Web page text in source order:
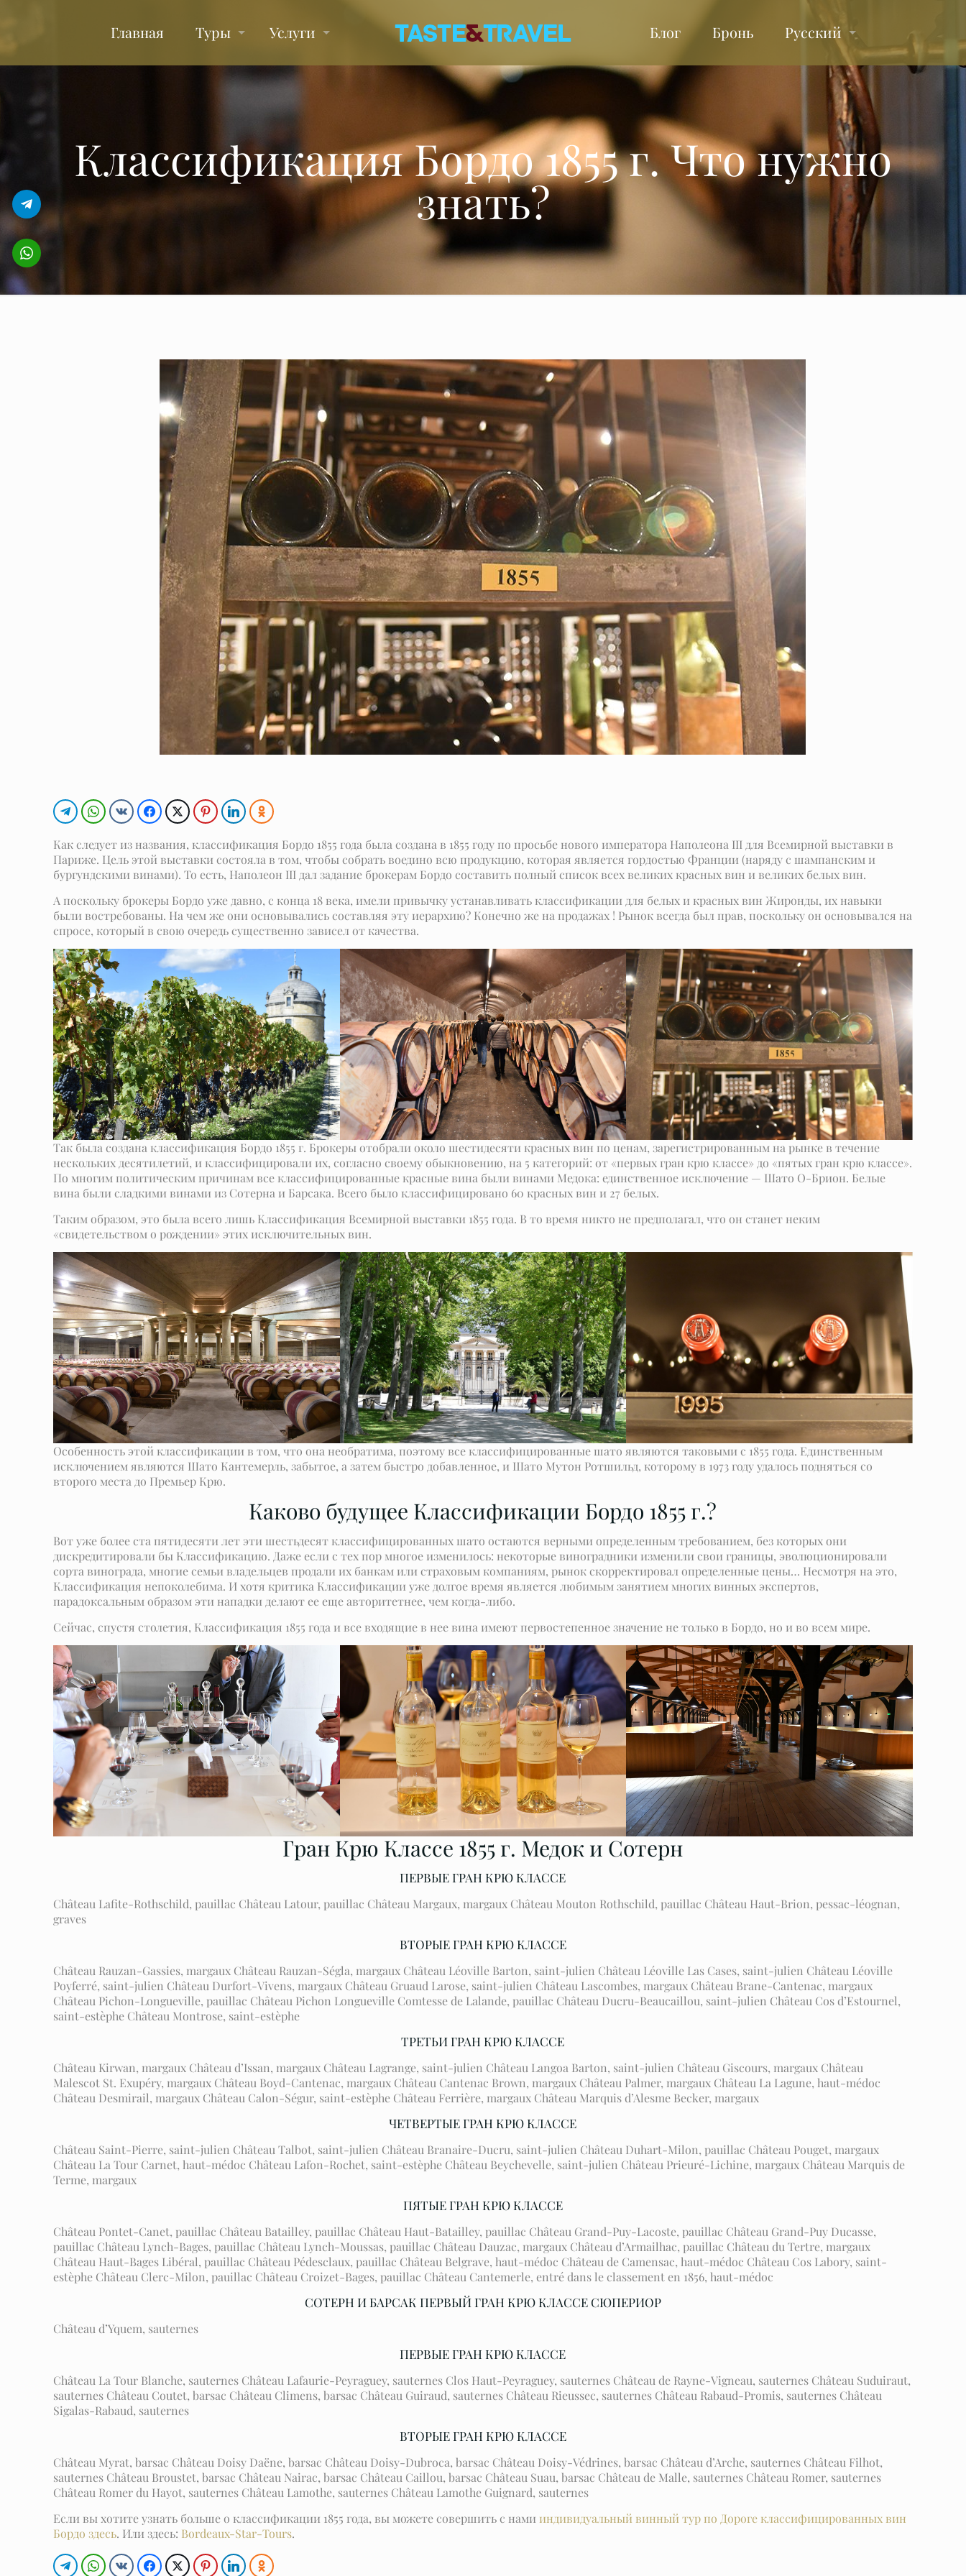
Главная Туры Услуги Блог Бронь Русский
Классификация Бордо 1855 г. Что нужно
знать?
Как следует из названия, классификация Бордо 1855 года была создана в 1855 году по просьбе нового императора Наполеона III для Всемирной выставки в
Париже. Цель этой выставки состояла в том, чтобы собрать воедино всю продукцию, которая является гордостью Франции (наряду с шампанским и
бургундскими винами). То есть, Наполеон III дал задание брокерам Бордо составить полный список всех великих красных вин и великих белых вин.
А поскольку брокеры Бордо уже давно, с конца 18 века, имели привычку устанавливать классификации для белых и красных вин Жиронды, их навыки
были востребованы. На чем же они основывались составляя эту иерархию? Конечно же на продажах ! Рынок всегда был прав, поскольку он основывался на
спросе, который в свою очередь существенно зависел от качества.
Так была создана классификация Бордо 1855 г. Брокеры отобрали около шестидесяти красных вин по ценам, зарегистрированным на рынке в течение
нескольких десятилетий, и классифицировали их, согласно своему обыкновению, на 5 категорий: от «первых гран крю классе» до «пятых гран крю классе».
По многим политическим причинам все классифицированные красные вина были винами Медока: единственное исключение — Шато О-Брион. Белые
вина были сладкими винами из Сотерна и Барсака. Всего было классифицировано 60 красных вин и 27 белых.
Таким образом, это была всего лишь Классификация Всемирной выставки 1855 года. В то время никто не предполагал, что он станет неким
«свидетельством о рождении» этих исключительных вин.
Особенность этой классификации в том, что она необратима, поэтому все классифицированные шато являются таковыми с 1855 года. Единственным
исключением являются Шато Кантемерль, забытое, а затем быстро добавленное, и Шато Мутон Ротшильд, которому в 1973 году удалось подняться со
второго места до Премьер Крю.
Каково будущее Классификации Бордо 1855 г.?
Вот уже более ста пятидесяти лет эти шестьдесят классифицированных шато остаются верными определенным требованием, без которых они
дискредитировали бы Классификацию. Даже если с тех пор многое изменилось: некоторые виноградники изменили свои границы, эволюционировали
сорта винограда, многие семьи владельцев продали их банкам или страховым компаниям, рынок скорректировал определенные цены… Несмотря на это,
Классификация непоколебима. И хотя критика Классификации уже долгое время является любимым занятием многих винных экспертов,
парадоксальным образом эти нападки делают ее еще авторитетнее, чем когда-либо.
Сейчас, спустя столетия, Классификация 1855 года и все входящие в нее вина имеют первостепенное значение не только в Бордо, но и во всем мире.
Гран Крю Классе 1855 г. Медок и Сотерн
ПЕРВЫЕ ГРАН КРЮ КЛАССЕ
Château Lafite-Rothschild, pauillac Château Latour, pauillac Château Margaux, margaux Château Mouton Rothschild, pauillac Château Haut-Brion, pessac-léognan,
graves
ВТОРЫЕ ГРАН КРЮ КЛАССЕ
Château Rauzan-Gassies, margaux Château Rauzan-Ségla, margaux Château Léoville Barton, saint-julien Château Léoville Las Cases, saint-julien Château Léoville
Poyferré, saint-julien Château Durfort-Vivens, margaux Château Gruaud Larose, saint-julien Château Lascombes, margaux Château Brane-Cantenac, margaux
Château Pichon-Longueville, pauillac Château Pichon Longueville Comtesse de Lalande, pauillac Château Ducru-Beaucaillou, saint-julien Château Cos d’Estournel,
saint-estèphe Château Montrose, saint-estèphe
ТРЕТЬИ ГРАН КРЮ КЛАССЕ
Château Kirwan, margaux Château d’Issan, margaux Château Lagrange, saint-julien Château Langoa Barton, saint-julien Château Giscours, margaux Château
Malescot St. Exupéry, margaux Château Boyd-Cantenac, margaux Château Cantenac Brown, margaux Château Palmer, margaux Château La Lagune, haut-médoc
Château Desmirail, margaux Château Calon-Ségur, saint-estèphe Château Ferrière, margaux Château Marquis d’Alesme Becker, margaux
ЧЕТВЕРТЫЕ ГРАН КРЮ КЛАССЕ
Château Saint-Pierre, saint-julien Château Talbot, saint-julien Château Branaire-Ducru, saint-julien Château Duhart-Milon, pauillac Château Pouget, margaux
Château La Tour Carnet, haut-médoc Château Lafon-Rochet, saint-estèphe Château Beychevelle, saint-julien Château Prieuré-Lichine, margaux Château Marquis de
Terme, margaux
ПЯТЫЕ ГРАН КРЮ КЛАССЕ
Château Pontet-Canet, pauillac Château Batailley, pauillac Château Haut-Batailley, pauillac Château Grand-Puy-Lacoste, pauillac Château Grand-Puy Ducasse,
pauillac Château Lynch-Bages, pauillac Château Lynch-Moussas, pauillac Château Dauzac, margaux Château d’Armailhac, pauillac Château du Tertre, margaux
Château Haut-Bages Libéral, pauillac Château Pédesclaux, pauillac Château Belgrave, haut-médoc Château de Camensac, haut-médoc Château Cos Labory, saint-
estèphe Château Clerc-Milon, pauillac Château Croizet-Bages, pauillac Château Cantemerle, entré dans le classement en 1856, haut-médoc
СОТЕРН И БАРСАК ПЕРВЫЙ ГРАН КРЮ КЛАССЕ СЮПЕРИОР
Château d’Yquem, sauternes
ПЕРВЫЕ ГРАН КРЮ КЛАССЕ
Château La Tour Blanche, sauternes Château Lafaurie-Peyraguey, sauternes Clos Haut-Peyraguey, sauternes Château de Rayne-Vigneau, sauternes Château Suduiraut,
sauternes Château Coutet, barsac Château Climens, barsac Château Guiraud, sauternes Château Rieussec, sauternes Château Rabaud-Promis, sauternes Château
Sigalas-Rabaud, sauternes
ВТОРЫЕ ГРАН КРЮ КЛАССЕ
Château Myrat, barsac Château Doisy Daëne, barsac Château Doisy-Dubroca, barsac Château Doisy-Védrines, barsac Château d’Arche, sauternes Château Filhot,
sauternes Château Broustet, barsac Château Nairac, barsac Château Caillou, barsac Château Suau, barsac Château de Malle, sauternes Château Romer, sauternes
Château Romer du Hayot, sauternes Château Lamothe, sauternes Château Lamothe Guignard, sauternes
Если вы хотите узнать больше о классификации 1855 года, вы можете совершить с нами индивидуальный винный тур по Дороге классифицированных вин
Бордо здесь. Или здесь: Bordeaux-Star-Tours.